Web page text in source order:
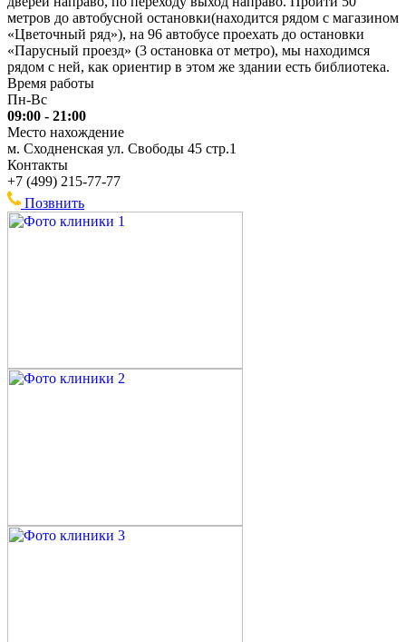
метров до автобусной остановки(находится рядом с магазином
«Цветочный ряд»), на 96 автобусе проехать до остановки
«Парусный проезд» (3 остановка от метро), мы находимся
рядом с ней, как ориентир в этом же здании есть библиотека.
Время работы
Пн-Вс
09:00 - 21:00
Место нахождение
м. Сходненская ул. Свободы 45 стр.1
Контакты
+7 (499) 215-77-77
Позвнить